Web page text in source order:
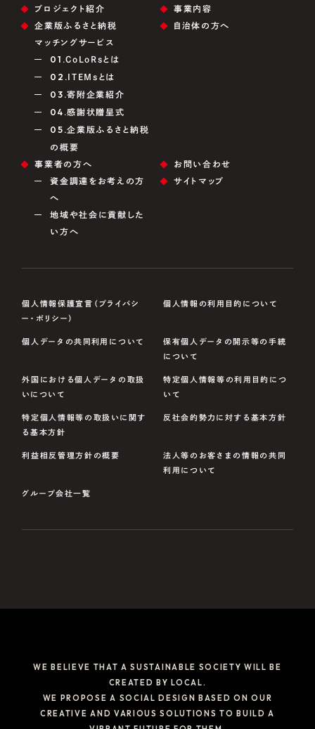
プロジェクト紹介
事業内容
企業版ふるさと納税
マッチングサービス
01.CoLoRsとは
02.ITEMsとは
03.寄附企業紹介
04.感謝状贈呈式
05.企業版ふるさと納税
の概要
自治体の方へ
事業者の方へ
資金調達をお考えの方
へ
地域や社会に貢献した
い方へ
お問い合わせ
サイトマップ
個人情報保護宣言（プライバシ
ー・ポリシー）
個人情報の利用目的について
個人データの共同利用について 保有個人データの開示等の手続
について
外国における個人データの取扱
いについて
特定個人情報等の利用目的につ
いて
特定個人情報等の取扱いに関す
る基本方針
反社会的勢力に対する基本方針
利益相反管理方針の概要 法人等のお客さまの情報の共同
利用について
グループ会社一覧
WE BELIEVE THAT A SUSTAINABLE SOCIETY WILL BE
CREATED BY LOCAL.
WE PROPOSE A SOCIAL DESIGN BASED ON OUR
CREATIVE AND VARIOUS SOLUTIONS TO BUILD A